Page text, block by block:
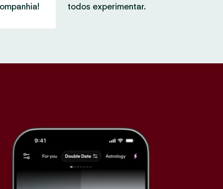
todos experimentar.